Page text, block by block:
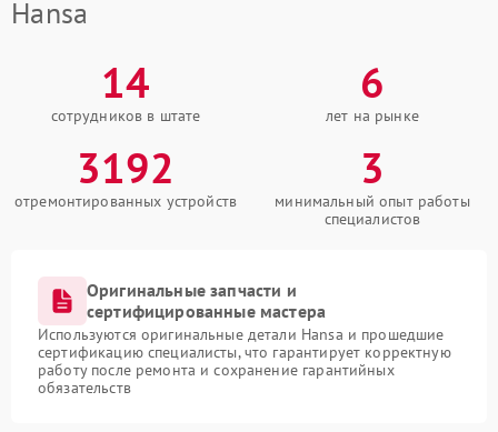
Hansa
14
сотрудников в штате
6
лет на рынке
3192
отремонтированных устройств
3
минимальный опыт работы
специалистов
Оригинальные запчасти и
сертифицированные мастера
Используются оригинальные детали Hansa и прошедшие
сертификацию специалисты, что гарантирует корректную
работу после ремонта и сохранение гарантийных
обязательств